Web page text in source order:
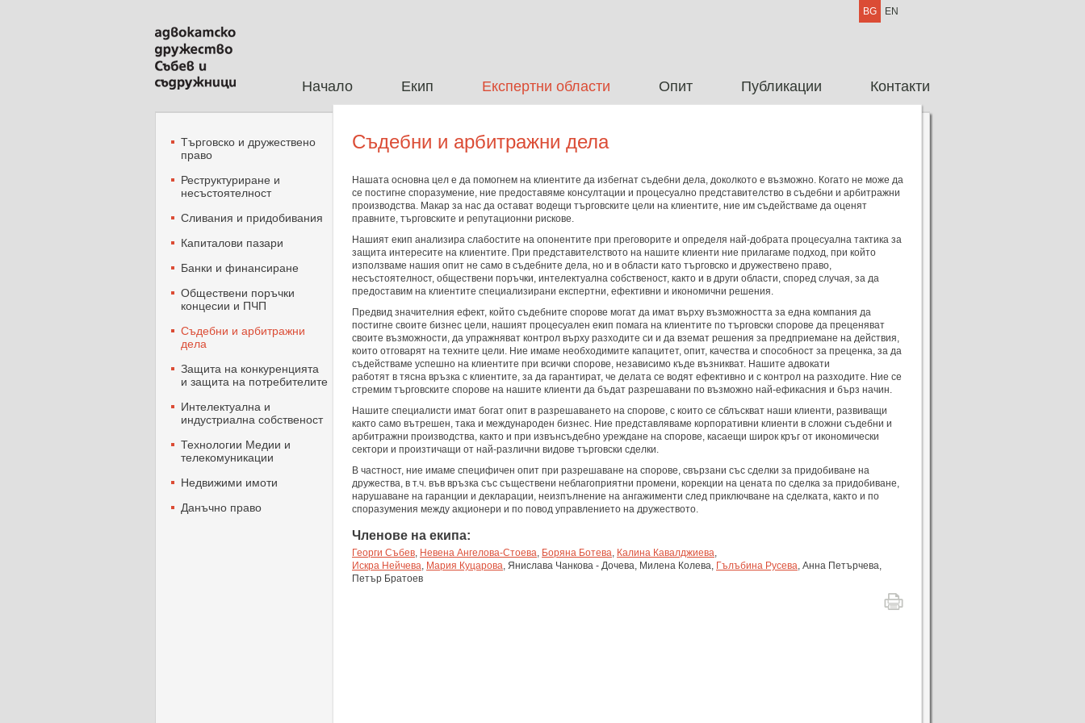
BG EN
Начало Екип Експертни области Опит Публикации Контакти
Търговско и дружествено
право
Реструктуриране и
несъстоятелност
Сливания и придобивания
Капиталови пазари
Банки и финансиране
Oбществени поръчки
концесии и ПЧП
Съдебни и арбитражни
дела
Защита на конкуренцията
и защита на потребителите
Интелектуална и
индустриална собственост
Технологии Mедии и
телекомуникации
Недвижими имоти
Данъчно право
Съдебни и арбитражни дела
Нашата основна цел е да помогнем на клиентите да избегнат съдебни дела, доколкото е възможно. Когато не може да
се постигне споразумение, ние предоставяме консултации и процесуално представителство в съдебни и арбитражни
производства. Макар за нас да остават водещи търговските цели на клиентите, ние им съдействаме да оценят
правните, търговските и репутационни рискове.
Нашият екип анализира слабостите на опонентите при преговорите и определя най-добрата процесуална тактика за
защита интересите на клиентите. При представителството на нашите клиенти ние прилагаме подход, при който
използваме нашия опит не само в съдебните дела, но и в области като търговско и дружествено право,
несъстоятелност, обществени поръчки, интелектуална собственост, както и в други области, според случая, за да
предоставим на клиентите специализирани експертни, ефективни и икономични решения.
Предвид значителния ефект, който съдебните спорове могат да имат върху възможността за една компания да
постигне своите бизнес цели, нашият процесуален екип помага на клиентите по търговски спорове да преценяват
своите възможности, да упражняват контрол върху разходите си и да вземат решения за предприемане на действия,
които отговарят на техните цели. Ние имаме необходимите капацитет, опит, качества и способност за преценка, за да
съдействаме успешно на клиентите при всички спорове, независимо къде възникват. Нашите адвокати
работят в тясна връзка с клиентите, за да гарантират, че делата се водят ефективно и с контрол на разходите. Ние се
стремим търговските спорове на нашите клиенти да бъдат разрешавани по възможно най-ефикасния и бърз начин.
Нашите специалисти имат богат опит в разрешаването на спорове, с които се сблъскват наши клиенти, развиващи
както само вътрешен, така и международен бизнес. Ние представляваме корпоративни клиенти в сложни съдебни и
арбитражни производства, както и при извънсъдебно уреждане на спорове, касаещи широк кръг от икономически
сектори и произтичащи от най-различни видове търговски сделки.
В частност, ние имаме специфичен опит при разрешаване на спорове, свързани със сделки за придобиване на
дружества, в т.ч. във връзка със съществени неблагоприятни промени, корекции на цената по сделка за придобиване,
нарушаване на гаранции и декларации, неизпълнение на ангажименти след приключване на сделката, както и по
споразумения между акционери и по повод управлението на дружеството.
Членове на екипа:
Георги Събев, Невена Ангелова-Стоева, Боряна Ботева, Калина Кавалджиева,
Искра Нейчева, Мария Куцарова, Янислава Чанкова - Дочева, Милена Колева, Гълъбина Русева, Анна Петърчева,
Петър Братоев